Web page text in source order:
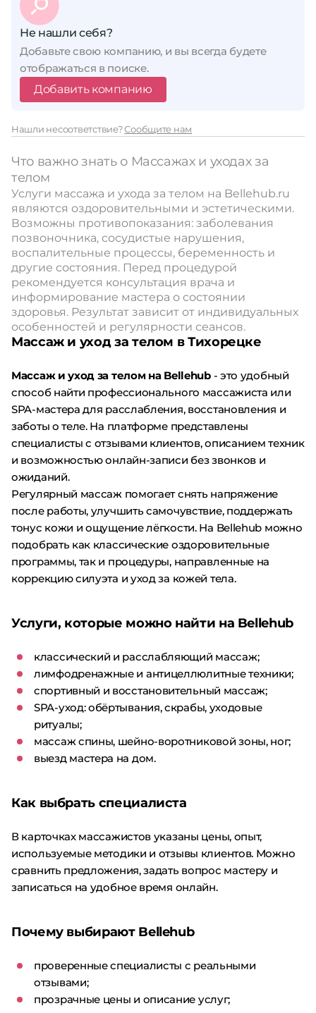
Не нашли себя?
Добавьте свою компанию, и вы всегда будете
отображаться в поиске.
Добавить компанию
Нашли несоответствие?Сообщите нам
Что важно знать о Массажах и уходах за
телом
Услуги массажа и ухода за телом на Bellehub.ru
являются оздоровительными и эстетическими.
Возможны противопоказания: заболевания
позвоночника, сосудистые нарушения,
воспалительные процессы, беременность и
другие состояния. Перед процедурой
рекомендуется консультация врача и
информирование мастера о состоянии
здоровья. Результат зависит от индивидуальных
особенностей и регулярности сеансов.
Массаж и уход за телом в Тихорецке
Массаж и уход за телом на Bellehub- это удобный
способ найти профессионального массажиста или
SPA-мастера для расслабления, восстановления и
заботы о теле. На платформе представлены
специалисты с отзывами клиентов, описанием техник
и возможностью онлайн-записи без звонков и
ожиданий.
Регулярный массаж помогает снять напряжение
после работы, улучшить самочувствие, поддержать
тонус кожи и ощущение лёгкости. На Bellehub можно
подобрать как классические оздоровительные
программы, так и процедуры, направленные на
коррекцию силуэта и уход за кожей тела.
Услуги, которые можно найти на Bellehub
классический и расслабляющий массаж;
лимфодренажные и антицеллюлитные техники;
спортивный и восстановительный массаж;
SPA-уход: обёртывания, скрабы, уходовые
ритуалы;
массаж спины, шейно-воротниковой зоны, ног;
выезд мастера на дом.
Как выбрать специалиста
В карточках массажистов указаны цены, опыт,
используемые методики и отзывы клиентов. Можно
сравнить предложения, задать вопрос мастеру и
записаться на удобное время онлайн.
Почему выбирают Bellehub
проверенные специалисты с реальными
отзывами;
прозрачные цены и описание услуг;